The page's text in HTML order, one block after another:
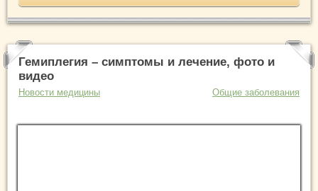
Гемиплегия – симптомы и лечение, фото и
видео
Новости медицины Общие заболевания